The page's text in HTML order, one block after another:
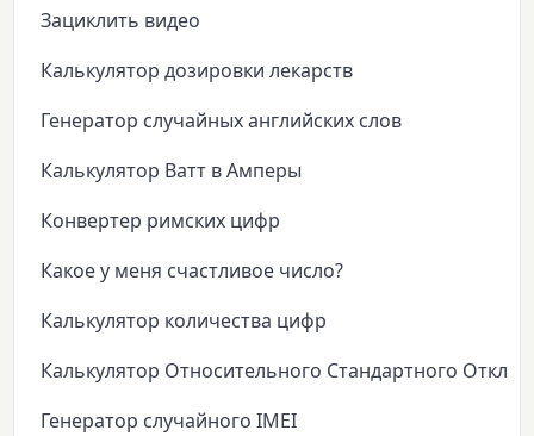
Зациклить видео
Калькулятор дозировки лекарств
Генератор случайных английских слов
Калькулятор Ватт в Амперы
Конвертер римских цифр
Какое у меня счастливое число?
Калькулятор количества цифр
Калькулятор Относительного Стандартного
Генератор случайного IMEI